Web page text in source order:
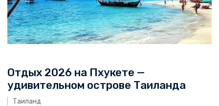
Отдых 2026 на Пхукете —
удивительном острове Таиланда
Таиланд